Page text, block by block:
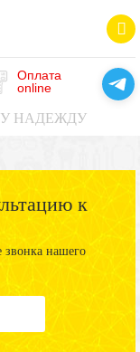
Оплата
online
НАДЕЖДУ
к
нашего